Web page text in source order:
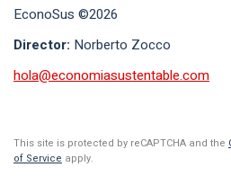
EconoSus ©2026
Director: Norberto Zocco
hola@economiasustentable.com
This site is protected by reCAPTCHA and the
of Service apply.